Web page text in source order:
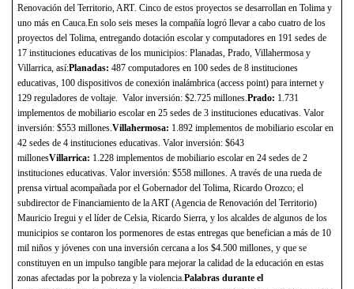
Renovación del Territorio, ART. Cinco de estos proyectos se desarrollan en Tolima y
uno más en Cauca.En solo seis meses la compañía logró llevar a cabo cuatro de los
proyectos del Tolima, entregando dotación escolar y computadores en 191 sedes de
17 instituciones educativas de los municipios: Planadas, Prado, Villahermosa y
Villarrica, así:Planadas: 487 computadores en 100 sedes de 8 instituciones
educativas, 100 dispositivos de conexión inalámbrica (access point) para internet y
129 reguladores de voltaje. Valor inversión: $2.725 millones.Prado: 1.731
implementos de mobiliario escolar en 25 sedes de 3 instituciones educativas. Valor
inversión: $553 millones.Villahermosa: 1.892 implementos de mobiliario escolar en
42 sedes de 4 instituciones educativas. Valor inversión: $643
millonesVillarrica: 1.228 implementos de mobiliario escolar en 24 sedes de 2
instituciones educativas. Valor inversión: $558 millones. A través de una rueda de
prensa virtual acompañada por el Gobernador del Tolima, Ricardo Orozco; el
subdirector de Financiamiento de la ART (Agencia de Renovación del Territorio)
Mauricio Iregui y el líder de Celsia, Ricardo Sierra, y los alcaldes de algunos de los
municipios se contaron los pormenores de estas entregas que benefician a más de 10
mil niños y jóvenes con una inversión cercana a los $4.500 millones, y que se
constituyen en un impulso tangible para mejorar la calidad de la educación en estas
zonas afectadas por la pobreza y la violencia.Palabras durante el